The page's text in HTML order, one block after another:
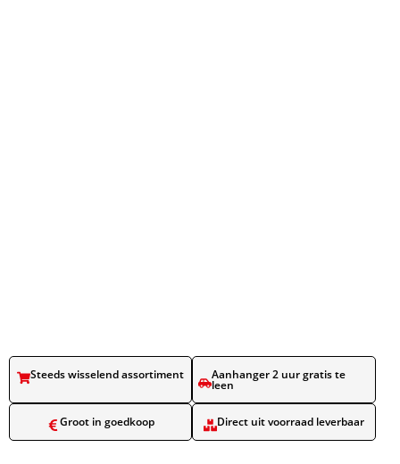
Steeds wisselend assortiment​ Aanhanger 2 uur gratis te
leen​
Groot in goedkoop​ Direct uit voorraad leverbaar​